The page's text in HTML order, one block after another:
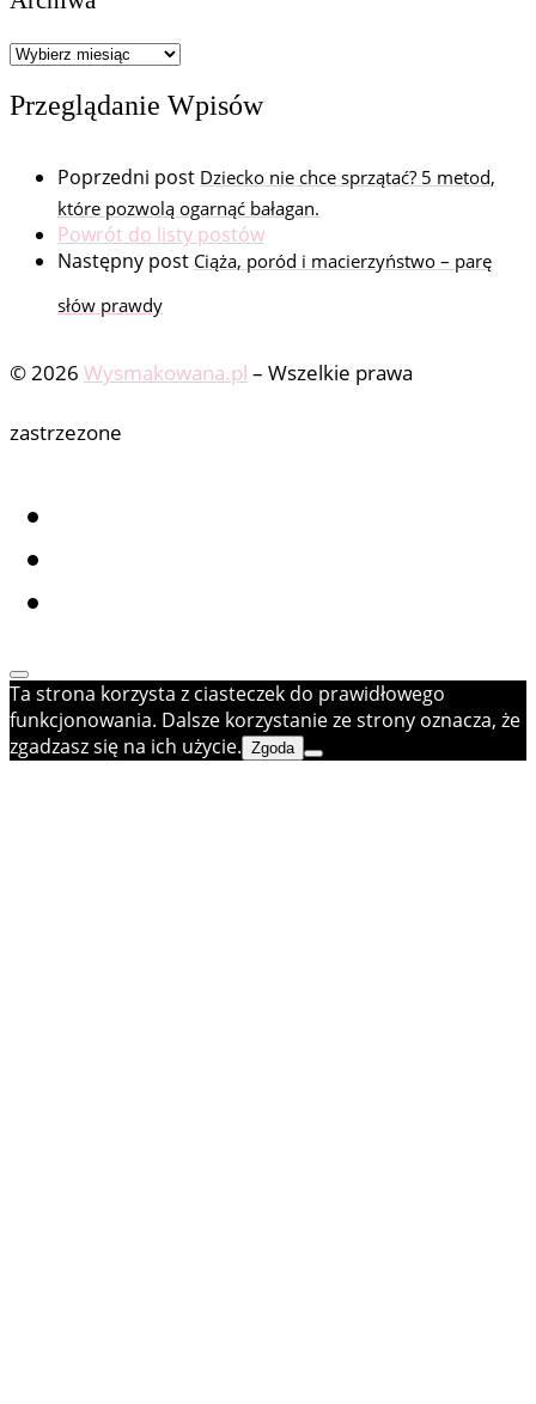
Archiwa
Przeglądanie Wpisów
Poprzedni post Dziecko nie chce sprzątać? 5 metod,
które pozwolą ogarnąć bałagan.
Powrót do listy postów
Następny post Ciąża, poród i macierzyństwo – parę
słów prawdy
© 2026 Wysmakowana.pl – Wszelkie prawa
zastrzezone
Ta strona korzysta z ciasteczek do prawidłowego
funkcjonowania. Dalsze korzystanie ze strony oznacza, że
zgadzasz się na ich użycie. Zgoda